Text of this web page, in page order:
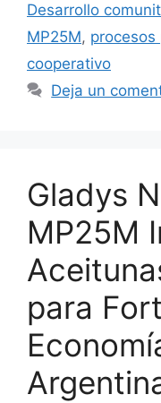
Desarrollo
MP25M, procesos
cooperativo
Deja un
Gladys
MP25M
para